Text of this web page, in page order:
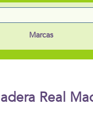
Marcas
Real